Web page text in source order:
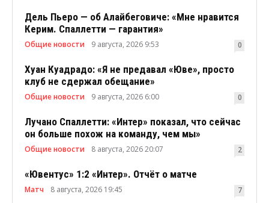
Дель Пьеро — об Алайбеговиче: «Мне нравится
Керим. Спаллетти — гарантия»
Общие новости 9 августа, 2026 9:53 0
Хуан Куадрадо: «Я не предавал «Юве», просто
клуб не сдержал обещание»
Общие новости 9 августа, 2026 6:00 0
Лучано Спаллетти: «Интер» показал, что сейчас
он больше похож на команду, чем мы»
Общие новости 8 августа, 2026 20:07 2
«Ювентус» 1:2 «Интер». Отчёт о матче
Матч 8 августа, 2026 19:45 7